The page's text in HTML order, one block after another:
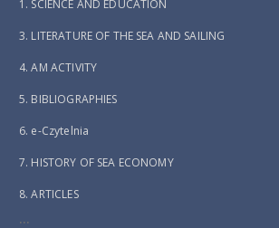
1. SCIENCE AND EDUCATION
3. LITERATURE OF THE SEA AND SAILING
4. AM ACTIVITY
5. BIBLIOGRAPHIES
6. e-Czytelnia
7. HISTORY OF SEA ECONOMY
8. ARTICLES
...